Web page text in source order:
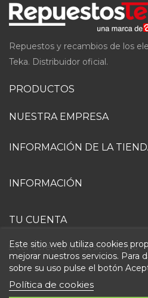
Repuestos y recambios de los
Teka. Distribuidor oficial.
PRODUCTOS
NUESTRA EMPRESA
INFORMACIÓN DE LA
Este sitio web utiliza cookies
mejorar nuestros servicios. Para
sobre su uso pulse el botón
Política de cookies
INFORMACIÓN
TU CUENTA
Ejercer derecho de desistimiento